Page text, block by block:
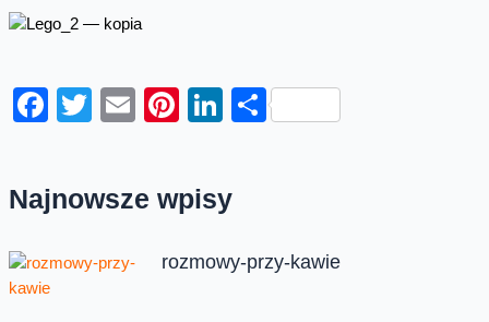
Facebook
Twitter
EmailPinterest
LinkedIn
Share
Najnowsze wpisy
rozmowy-przy-kawie